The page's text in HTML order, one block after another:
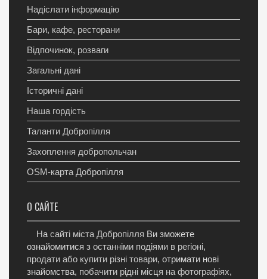
Надіслати інформацію
Бари, кафе, ресторани
Відпочинок, розваги
Загальні дані
Історичні дані
Наша гордість
Таланти Добропілля
Захоплення добропольчан
OSM-карта Добропілля
О САЙТЕ
На сайті міста Добропілля Ви зможете
ознайомитися з останніми подіями в регіоні,
продати або купити різні товари, отримати нові
знайомства, побачити рідні місця на фотографіях,